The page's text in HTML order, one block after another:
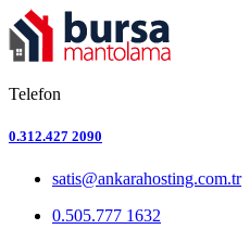
Telefon
0.312.427 2090
satis@ankarahosting.com.tr
0.505.777 1632